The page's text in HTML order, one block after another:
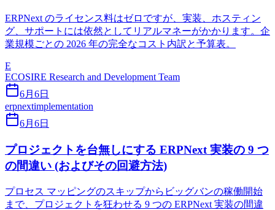
ERPNext のライセンス料はゼロですが、実装、ホスティン
グ、サポートには依然としてリアルマネーがかかります。企
業規模ごとの 2026 年の完全なコスト内訳と予算表。
E
ECOSIRE Research and Development Team
6月6日
erpnextimplementation
6月6日
プロジェクトを台無しにする ERPNext 実装の 9 つ
の間違い (およびその回避方法)
プロセス マッピングのスキップからビッグバンの稼働開始
まで、プロジェクトを狂わせる 9 つの ERPNext 実装の間違